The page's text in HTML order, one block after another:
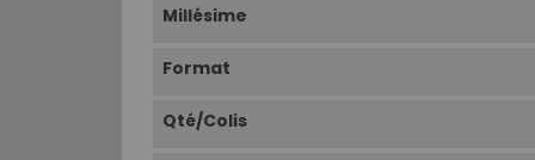
Millésime
Format
Qté/Colis